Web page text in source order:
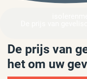
De prijs van
het om uw